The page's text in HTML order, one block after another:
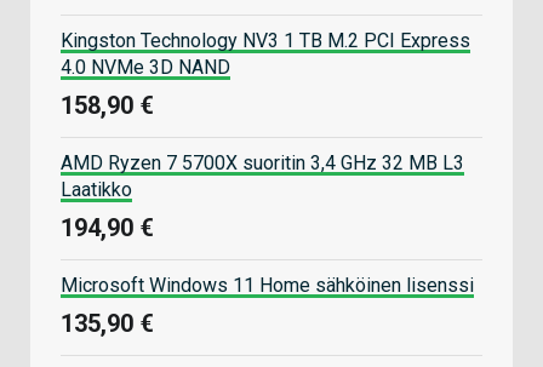
Kingston Technology NV3 1 TB M.2 PCI Express
4.0 NVMe 3D NAND
158,90 €
AMD Ryzen 7 5700X suoritin 3,4 GHz 32 MB L3
Laatikko
194,90 €
Microsoft Windows 11 Home sähköinen lisenssi
135,90 €